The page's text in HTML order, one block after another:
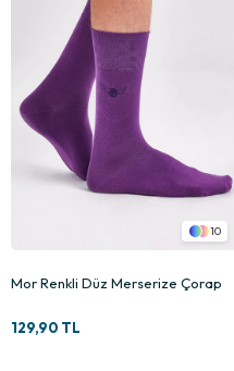
10
Mor Renkli Düz Merserize Çorap
129,90 TL